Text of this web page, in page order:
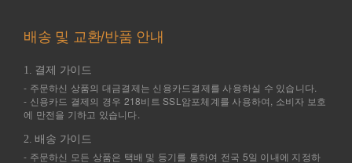
배송 및 교환/반품 안내
1. 결제 가이드
- 주문하신 상품의 대금결제는 신용카드결제를 사용하실 수 있습니다.
- 신용카드 결제의 경우 218비트 SSL암포체계를 사용하여, 소비자 보호
에 만전을 기하고 있습니다.
2. 배송 가이드
- 주문하신 모든 상품은 택배 및 등기를 통하여 전국 5일 이내에 지정하